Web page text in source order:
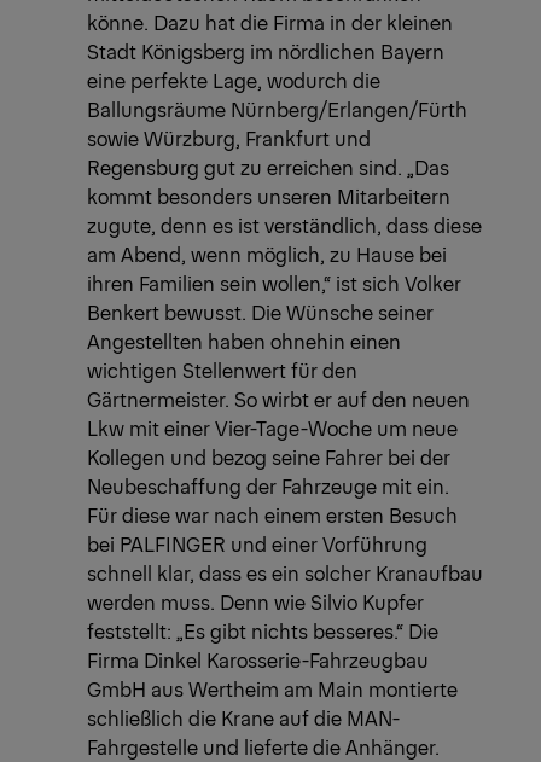
könne. Dazu hat die Firma in der kleinen
Stadt Königsberg im nördlichen Bayern
eine perfekte Lage, wodurch die
Ballungsräume Nürnberg/Erlangen/Fürth
sowie Würzburg, Frankfurt und
Regensburg gut zu erreichen sind. „Das
kommt besonders unseren Mitarbeitern
zugute, denn es ist verständlich, dass diese
am Abend, wenn möglich, zu Hause bei
ihren Familien sein wollen,“ ist sich Volker
Benkert bewusst. Die Wünsche seiner
Angestellten haben ohnehin einen
wichtigen Stellenwert für den
Gärtnermeister. So wirbt er auf den neuen
Lkw mit einer Vier-Tage-Woche um neue
Kollegen und bezog seine Fahrer bei der
Neubeschaffung der Fahrzeuge mit ein.
Für diese war nach einem ersten Besuch
bei PALFINGER und einer Vorführung
schnell klar, dass es ein solcher Kranaufbau
werden muss. Denn wie Silvio Kupfer
feststellt: „Es gibt nichts besseres.“ Die
Firma Dinkel Karosserie-Fahrzeugbau
GmbH aus Wertheim am Main montierte
schließlich die Krane auf die MAN-
Fahrgestelle und lieferte die Anhänger.